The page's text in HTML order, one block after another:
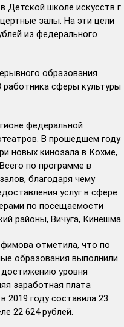
Детской школе искусств г.
залы. На эти цели
из федерального
образования
сферы культуры
федеральной
В прошедшем году
новых кинозала в Кохме,
по программе в
благодаря чему
услуг в сфере
по посещаемости
районы, Вичуга, Кинешма.
отметила, что по
образования выполнили
уровня
заработная плата
2019 году составила 23
22 624 рублей.